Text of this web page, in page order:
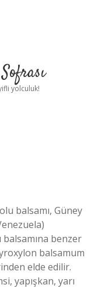
yolculuk!
balsamı, Güney
benzer
balsamum
elde edilir.
yapışkan, yarı